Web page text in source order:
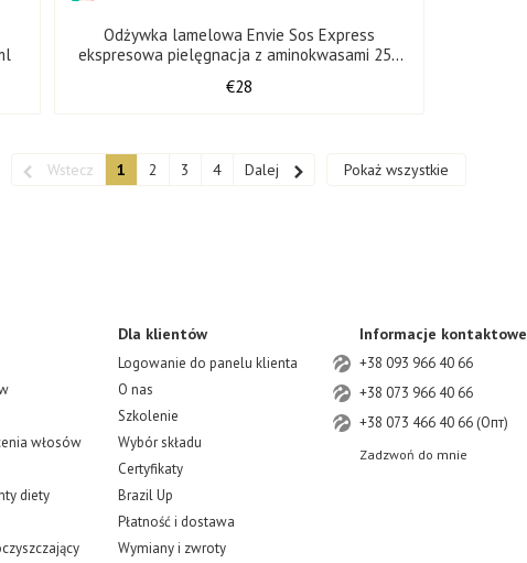
Odżywka lamelowa Envie Sos Express
ekspresowa pielęgnacja z aminokwasami 250
€28
Wstecz 1 2 3 4 Dalej Pokaż wszystkie
włosów
diety
Dla klientów
Logowanie do panelu klienta
O nas
Szkolenie
Wybór składu
Certyfikaty
Brazil Up
Płatność i dostawa
Wymiany i zwroty
Informacje kontaktowe
+38 093 966 40 66
+38 073 966 40 66
+38 073 466 40 66 (Опт)
Zadzwoń do mnie